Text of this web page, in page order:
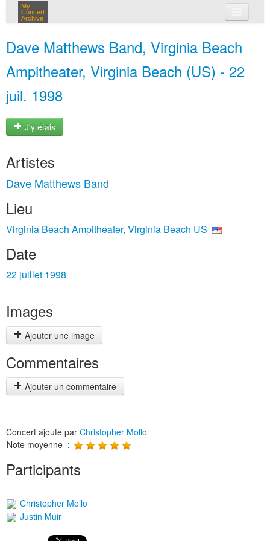
My
Concert
Archive
Dave Matthews Band, Virginia Beach
Ampitheater, Virginia Beach (US) - 22
juil. 1998
J'y étais
Artistes
Dave Matthews Band
Lieu
Virginia Beach Ampitheater, Virginia Beach US
Date
22 juillet 1998
Images
Ajouter une image
Commentaires
Ajouter un commentaire
Concert ajouté par Christopher Mollo
Note moyenne :
Participants
Christopher Mollo
Justin Muir